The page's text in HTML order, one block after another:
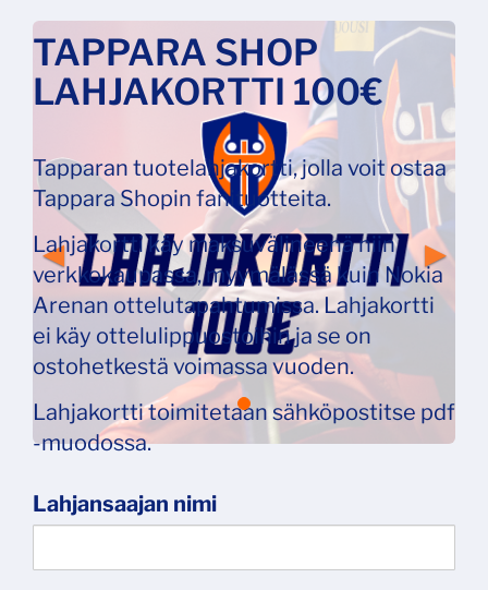
TAPPARA SHOP
LAHJAKORTTI 100€
Tapparan tuotelahjakortti, jolla voit ostaa
Tappara Shopin fanituotteita.
Lahjakortti käy maksuvälineenä niin
verkkokaupassa, myymälässä kuin Nokia
Arenan ottelutapahtumissa. Lahjakortti
ei käy ottelulippuostoihin ja se on
ostohetkestä voimassa vuoden.
Lahjakortti toimitetaan sähköpostitse pdf
-muodossa.
Lahjansaajan nimi